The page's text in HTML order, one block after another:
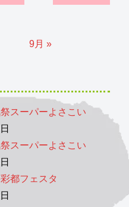
9月 »
スーパーよさこい
スーパーよさこい
都フェスタ